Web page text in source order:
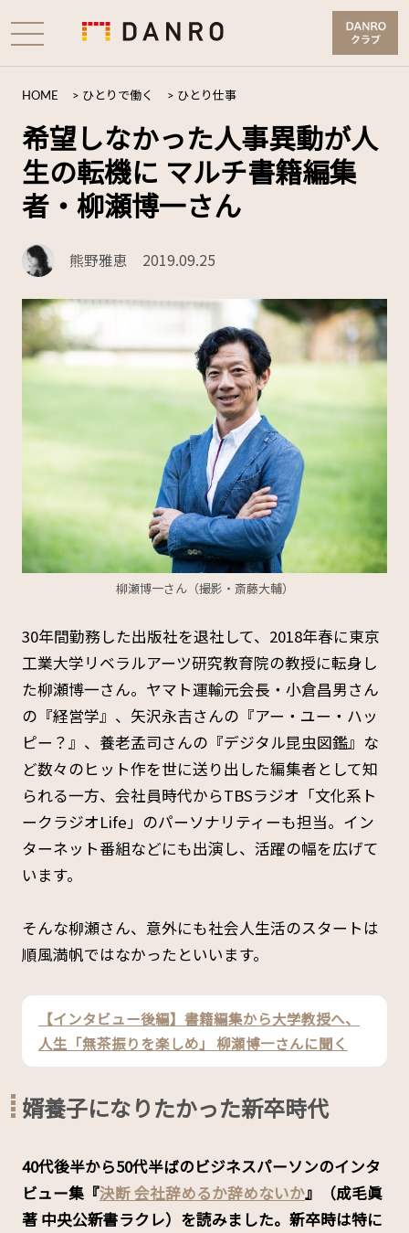
HOME > ひとりで働く > ひとり仕事
希望しなかった人事異動が人
生の転機に マルチ書籍編集
者・柳瀬博一さん
熊野雅恵 2019.09.25
柳瀬博一さん（撮影・斎藤大輔）
30年間勤務した出版社を退社して、2018年春に東京
工業大学リベラルアーツ研究教育院の教授に転身し
た柳瀬博一さん。ヤマト運輸元会長・小倉昌男さん
の『経営学』、矢沢永吉さんの『アー・ユー・ハッ
ピー？』、養老孟司さんの『デジタル昆虫図鑑』な
ど数々のヒット作を世に送り出した編集者として知
られる一方、会社員時代からTBSラジオ「文化系ト
ークラジオLife」のパーソナリティーも担当。イン
ターネット番組などにも出演し、活躍の幅を広げて
います。
そんな柳瀬さん、意外にも社会人生活のスタートは
順風満帆ではなかったといいます。
【インタビュー後編】書籍編集から大学教授へ、
人生「無茶振りを楽しめ」 柳瀬博一さんに聞く
婿養子になりたかった新卒時代
――40代後半から50代半ばのビジネスパーソンのインタ
ビュー集『決断 会社辞めるか辞めないか』（成毛眞
著 中央公新書ラクレ）を読みました。新卒時は特に